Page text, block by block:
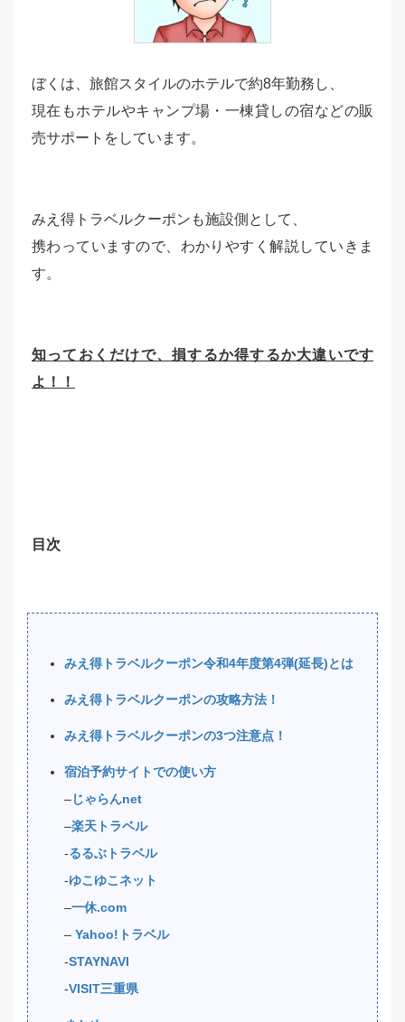
ぼくは、旅館スタイルのホテルで約8年勤務し、
現在もホテルやキャンプ場・一棟貸しの宿などの販
売サポートをしています。
みえ得トラベルクーポンも施設側として、
携わっていますので、わかりやすく解説していきま
す。
知っておくだけで、損するか得するか大違いです
よ！！
目次
みえ得トラベルクーポン令和4年度第4弾(延長)とは
みえ得トラベルクーポンの攻略方法！
みえ得トラベルクーポンの3つ注意点！
宿泊予約サイトでの使い方
–じゃらんnet
–楽天トラベル
‐るるぶトラベル
‐ゆこゆこネット
–一休.com
– Yahoo!トラベル
‐STAYNAVI
‐VISIT三重県